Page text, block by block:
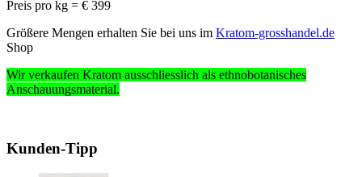
Preis pro kg = € 399
Größere Mengen erhalten Sie bei uns im Kratom-grosshandel.de
Shop
Wir verkaufen Kratom ausschliesslich als ethnobotanisches
Anschauungsmaterial.
Kunden-Tipp